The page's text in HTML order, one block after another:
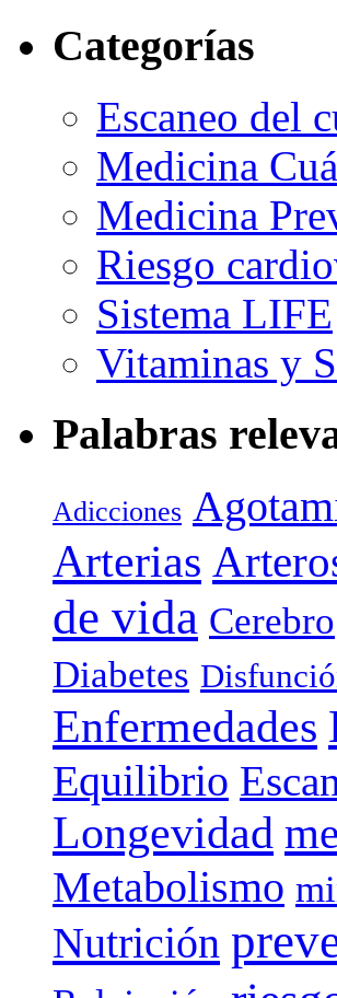
Categorías
Escaneo del
Medicina
Medicina
Riesgo
Sistema LIFE
Vitaminas y
Palabras
Adicciones
Arterias
de vida Cerebro
Diabetes
Enfermedades
Equilibrio
Longevidad
Metabolismo
Nutrición